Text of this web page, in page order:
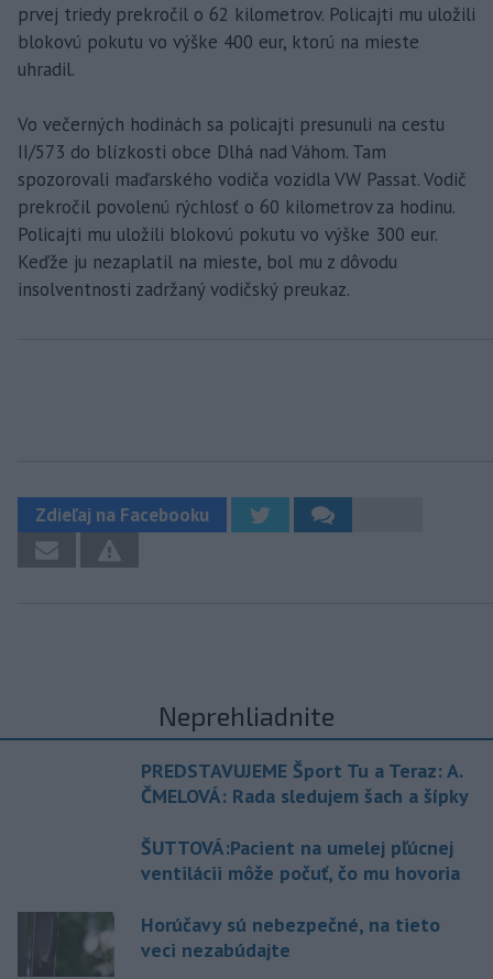
prvej triedy prekročil o 62 kilometrov. Policajti mu uložili
blokovú pokutu vo výške 400 eur, ktorú na mieste
uhradil.
Vo večerných hodinách sa policajti presunuli na cestu
II/573 do blízkosti obce Dlhá nad Váhom. Tam
spozorovali maďarského vodiča vozidla VW Passat. Vodič
prekročil povolenú rýchlosť o 60 kilometrov za hodinu.
Policajti mu uložili blokovú pokutu vo výške 300 eur.
Keďže ju nezaplatil na mieste, bol mu z dôvodu
insolventnosti zadržaný vodičský preukaz.
Zdieľaj na Facebooku
Neprehliadnite
PREDSTAVUJEME Šport Tu a Teraz: A.
ČMELOVÁ: Rada sledujem šach a šípky
ŠUTTOVÁ:Pacient na umelej pľúcnej
ventilácii môže počuť, čo mu hovoria
Horúčavy sú nebezpečné, na tieto
veci nezabúdajte